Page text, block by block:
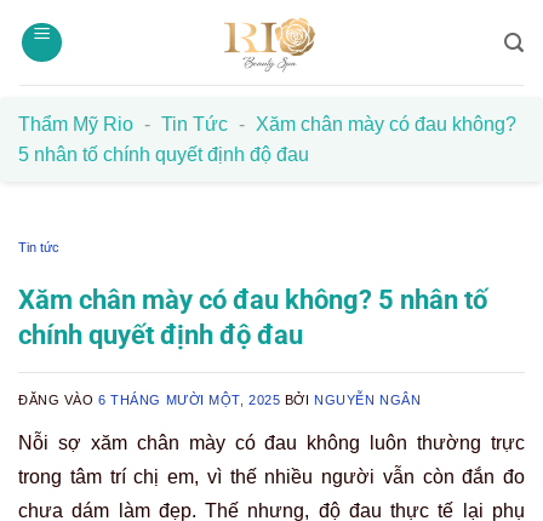
qua
Thẩm Mỹ Rio - Tin Tức - Xăm chân mày có đau không?
5 nhân tố chính quyết định độ đau
Tin tức
Xăm chân mày có đau không? 5 nhân tố
chính quyết định độ đau
ĐĂNG VÀO6 THÁNG MƯỜI MỘT, 2025 BỞI NGUYỄN NGÂN
Nỗi sợ xăm chân mày có đau không luôn thường trực
trong tâm trí chị em, vì thế nhiều người vẫn còn đắn đo
chưa dám làm đẹp. Thế nhưng, độ đau thực tế lại phụ